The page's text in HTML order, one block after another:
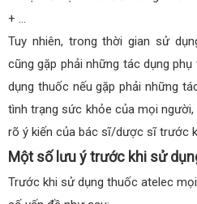
+ …
Tuy nhiên, trong thời gian sử
cũng gặp phải những tác dụng
dụng thuốc nếu gặp phải những
tình trạng sức khỏe của mọi
rõ ý kiến của bác sĩ/dược sĩ trước
Một số lưu ý trước khi sử
Trước khi sử dụng thuốc atelec